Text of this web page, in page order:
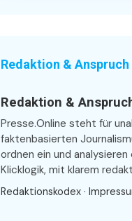
Redaktion & Anspruch
Redaktion &
Presse.Online steht für
faktenbasierten
ordnen ein und
Klicklogik, mit klarem
Redaktionskodex ·